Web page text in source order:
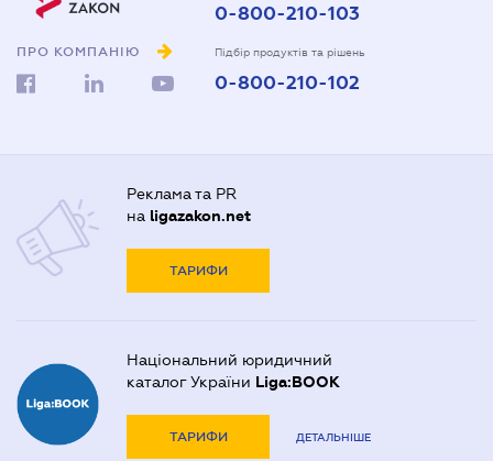
ПРО КОМПАНІЮ
0-800-210-103
Підбір продуктів та рішень
0-800-210-102
Реклама та PR
на ligazakon.net
ТАРИФИ
Національний юридичний
каталог України Liga:BOOK
ТАРИФИ ДЕТАЛЬНІШЕ